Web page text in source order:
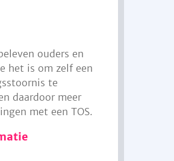
ouders en
het is om zelf een
te
daardoor meer
met een TOS.